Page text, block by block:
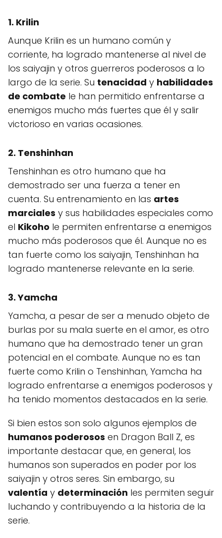
1. Krilin
Aunque Krilin es un humano común y
corriente, ha logrado mantenerse al nivel de
los saiyajin y otros guerreros poderosos a lo
largo de la serie. Su tenacidad y habilidades
de combate le han permitido enfrentarse a
enemigos mucho más fuertes que él y salir
victorioso en varias ocasiones.
2. Tenshinhan
Tenshinhan es otro humano que ha
demostrado ser una fuerza a tener en
cuenta. Su entrenamiento en las artes
marciales y sus habilidades especiales como
el Kikoho le permiten enfrentarse a enemigos
mucho más poderosos que él. Aunque no es
tan fuerte como los saiyajin, Tenshinhan ha
logrado mantenerse relevante en la serie.
3.Yamcha
Yamcha, a pesar de ser a menudo objeto de
burlas por su mala suerte en el amor, es otro
humano que ha demostrado tener un gran
potencial en el combate. Aunque no es tan
fuerte como Krilin o Tenshinhan, Yamcha ha
logrado enfrentarse a enemigos poderosos y
ha tenido momentos destacados en la serie.
Si bien estos son solo algunos ejemplos de
humanos poderosos en Dragon Ball Z, es
importante destacar que, en general, los
humanos son superados en poder por los
saiyajin y otros seres. Sin embargo, su
valentía y determinación les permiten seguir
luchando y contribuyendo a la historia de la
serie.